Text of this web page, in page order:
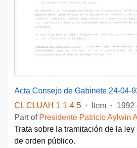
Acta Consejo de Gabinete 24-04-
CL CLUAH 1-1-4-5 · Item ·
Part of Presidente Patricio Aylwin
Trata sobre la tramitación de la
de orden público.